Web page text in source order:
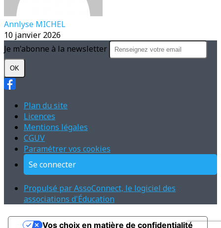
Annlyse MICHEL
10 janvier 2026
Je m'abonne à la newsletter
OK
Plan du site
Licences
Mentions légales
CGUV
Paramétrer vos cookies
Se connecter
Propulsé par AssoConnect, le logiciel des
associations d'Éducation
Vos choix en matière de confidentialité